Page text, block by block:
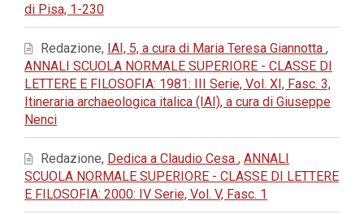
di Pisa, 1-230
Redazione, IAI, 5, a cura di Maria Teresa Giannotta ,
ANNALI SCUOLA NORMALE SUPERIORE - CLASSE DI
LETTERE E FILOSOFIA: 1981: III Serie, Vol. XI, Fasc. 3,
Itineraria archaeologica italica (IAI), a cura di Giuseppe
Nenci
Redazione, Dedica a Claudio Cesa , ANNALI
SCUOLA NORMALE SUPERIORE - CLASSE DI LETTERE
E FILOSOFIA: 2000: IV Serie, Vol. V, Fasc. 1